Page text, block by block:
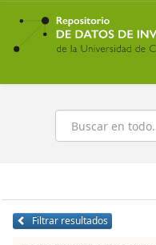
Ir
contenido
principal
Buscar
Filtrar resultados